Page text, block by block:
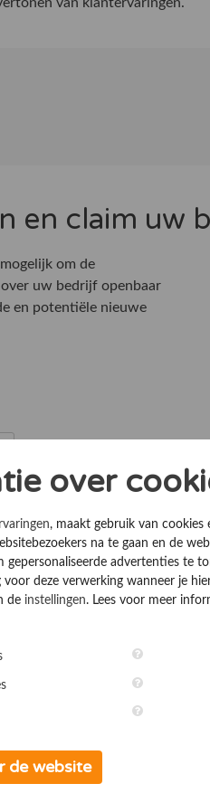
en claim uw
om de
uw bedrijf openbaar
en potentiële nieuwe
over
, maakt gebruik van cookies
na te gaan en de
gepersonaliseerde advertenties te
deze verwerking wanneer je
de instellingen. Lees voor meer
de website